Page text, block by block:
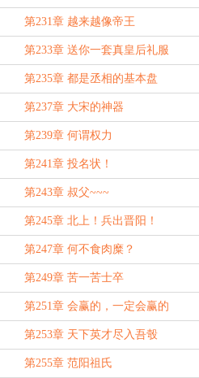
第231章 越来越像帝王
第233章 送你一套真皇后礼服
第235章 都是丞相的基本盘
第237章 大宋的神器
第239章 何谓权力
第241章 投名状！
第243章 叔父~~~
第245章 北上！兵出晋阳！
第247章 何不食肉糜？
第249章 苦一苦士卒
第251章 会赢的，一定会赢的
第253章 天下英才尽入吾彀
第255章 范阳祖氏